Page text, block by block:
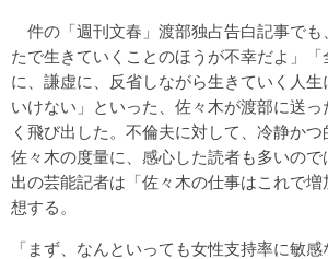
件の「週刊文春」渡部独占告白記事でも
たで生きていくことのほうが不幸だよ」
に、謙虚に、反省しながら生きていく人
いけない」といった、佐々木が渡部に送
く飛び出した。不倫夫に対して、冷静か
佐々木の度量に、感心した読者も多いの
出の芸能記者は「佐々木の仕事はこれで
想する。
「まず、なんといっても女性支持率に敏